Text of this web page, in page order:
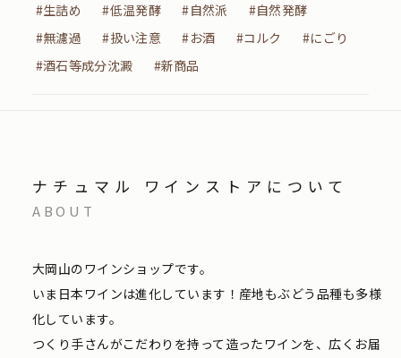
#生詰め
#低温発酵 #自然派
#自然発酵
#無濾過
#扱い注意 #お酒 #コルク
#にごり
#酒石等成分沈澱
#新商品
ナチュマル ワインストアについて
ABOUT
大岡山のワインショップです。
いま日本ワインは進化しています！産地もぶどう品種も多様
化しています。
つくり手さんがこだわりを持って造ったワインを、広くお届